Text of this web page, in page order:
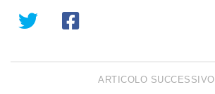
ARTICOLO SUCCESSIVO